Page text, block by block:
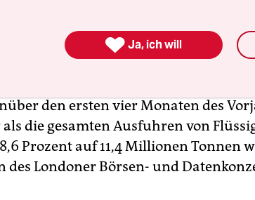
den ersten vier Monaten des
die gesamten Ausfuhren von
Prozent auf 11,4 Millionen Tonnen
des Londoner Börsen- und
 Ja, ich will